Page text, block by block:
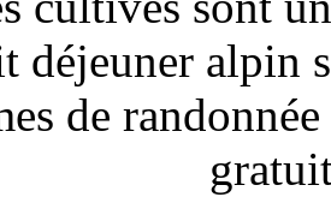
déjeuner alpin
de